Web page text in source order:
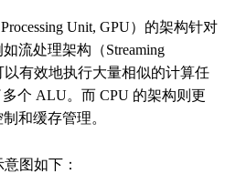
Unit, GPU）的架构针对
流处理架构（Streaming
以有效地执行大量相似的计算任
个 ALU。而 CPU 的架构则更
和缓存管理。
图如下：